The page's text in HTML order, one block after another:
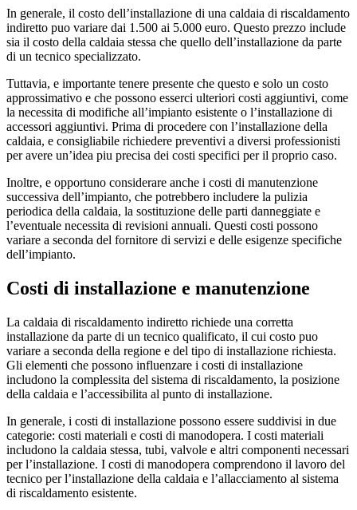
In generale, il costo dell’installazione di una caldaia di riscaldamento
indiretto puo variare dai 1.500 ai 5.000 euro. Questo prezzo include
sia il costo della caldaia stessa che quello dell’installazione da parte
di un tecnico specializzato.
Tuttavia, e importante tenere presente che questo e solo un costo
approssimativo e che possono esserci ulteriori costi aggiuntivi, come
la necessita di modifiche all’impianto esistente o l’installazione di
accessori aggiuntivi. Prima di procedere con l’installazione della
caldaia, e consigliabile richiedere preventivi a diversi professionisti
per avere un’idea piu precisa dei costi specifici per il proprio caso.
Inoltre, e opportuno considerare anche i costi di manutenzione
successiva dell’impianto, che potrebbero includere la pulizia
periodica della caldaia, la sostituzione delle parti danneggiate e
l’eventuale necessita di revisioni annuali. Questi costi possono
variare a seconda del fornitore di servizi e delle esigenze specifiche
dell’impianto.
Costi di installazione e manutenzione
La caldaia di riscaldamento indiretto richiede una corretta
installazione da parte di un tecnico qualificato, il cui costo puo
variare a seconda della regione e del tipo di installazione richiesta.
Gli elementi che possono influenzare i costi di installazione
includono la complessita del sistema di riscaldamento, la posizione
della caldaia e l’accessibilita al punto di installazione.
In generale, i costi di installazione possono essere suddivisi in due
categorie: costi materiali e costi di manodopera. I costi materiali
includono la caldaia stessa, tubi, valvole e altri componenti necessari
per l’installazione. I costi di manodopera comprendono il lavoro del
tecnico per l’installazione della caldaia e l’allacciamento al sistema
di riscaldamento esistente.